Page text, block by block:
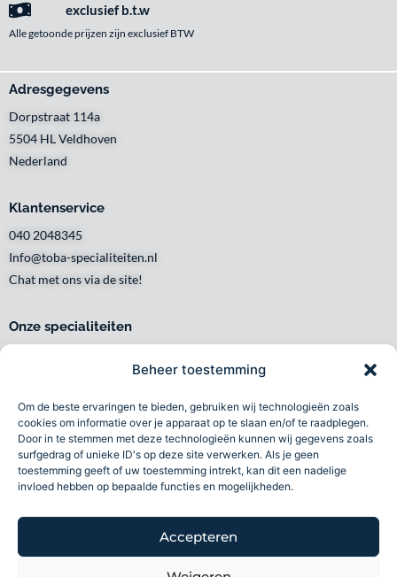
Beheer toestemming
Om de beste ervaringen te bieden, gebruiken wij technologieën zoals
cookies om informatie over je apparaat op te slaan en/of te raadplegen.
Door in te stemmen met deze technologieën kunnen wij gegevens zoals
surfgedrag of unieke ID's op deze site verwerken. Als je geen
toestemming geeft of uw toestemming intrekt, kan dit een nadelige
invloed hebben op bepaalde functies en mogelijkheden.
Accepteren
exclusief b.t.w
Alle getoonde prijzen zijn exclusief BTW
Adresgegevens
Dorpstraat 114a
5504 HL Veldhoven
Nederland
Klantenservice
040 2048345
Info@toba-specialiteiten.nl
Chat met ons via de site!
Onze specialiteiten
Waar en wanneer u het wilt
Persoonlijk en lokaal
Duurzaam
Betrouwbaar
Toba specialiteiten B.V 2026©
Volg ons